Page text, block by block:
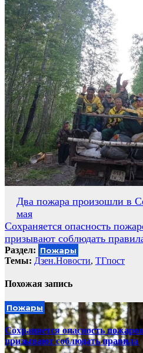
Навигация
по
записям
Два пожара произошли в
мая
Сохраняется опасность
призывают соблюдать
Раздел: Пожары
Темы: Дзен.Новости, ТГпост
Похожая запись
Пожары
Сохраняется опасность
призывают соблюдать правила